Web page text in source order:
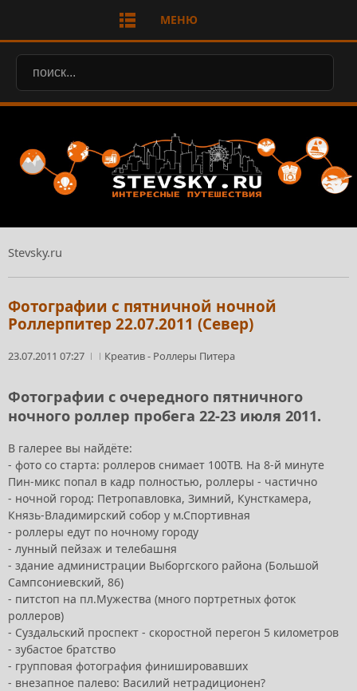
МЕНЮ
Stevsky.ru
Фотографии с пятничной ночной
Роллерпитер 22.07.2011 (Север)
23.07.2011 07:27 Креатив- Роллеры Питера
Фотографии с очередного пятничного
ночного роллер пробега 22-23 июля 2011.
В галерее вы найдёте:
- фото со старта: роллеров снимает 100ТВ. На 8-й минуте
Пин-микс попал в кадр полностью, роллеры - частично
- ночной город: Петропавловка, Зимний, Кунсткамера,
Князь-Владимирский собор у м.Спортивная
- роллеры едут по ночному городу
- лунный пейзаж и телебашня
- здание администрации Выборгского района (Большой
Сампсониевский, 86)
- питстоп на пл.Мужества (много портретных фоток
роллеров)
- Суздальский проспект - скоростной перегон 5 километров
- зубастое братство
- групповая фотография финишировавших
- внезапное палево: Василий нетрадиционен?